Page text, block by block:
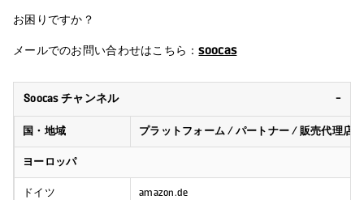
お困りですか？
メールでのお問い合わせはこちら：soocas
Soocas チャンネル
国・地域 プラットフォーム / パートナー / 販売代理店
ヨーロッパ
ドイツ amazon.de